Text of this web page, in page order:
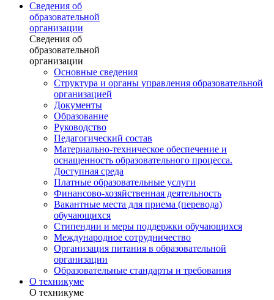
Сведения об
образовательной
организации
Сведения об
образовательной
организации
Основные сведения
Структура и органы управления образовательной
организацией
Документы
Образование
Руководство
Педагогический состав
Материально-техническое обеспечение и
оснащенность образовательного процесса.
Доступная среда
Платные образовательные услуги
Финансово-хозяйственная деятельность
Вакантные места для приема (перевода)
обучающихся
Стипендии и меры поддержки обучающихся
Международное сотрудничество
Организация питания в образовательной
организации
Образовательные стандарты и требования
О техникуме
О техникуме